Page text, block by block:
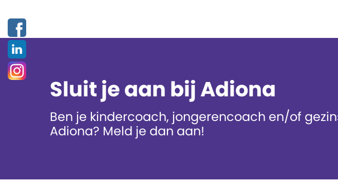
Sluit je aan bij Adiona
Ben je kindercoach, jongerencoach en/of
Adiona? Meld je dan aan!